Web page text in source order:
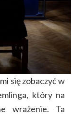
się zobaczyć w
który na
wrażenie. Ta